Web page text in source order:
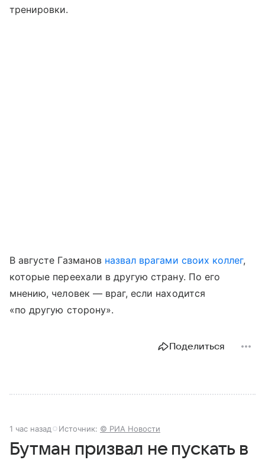
тренировки.
В августе Газманов назвал врагами своих коллег,
которые переехали в другую страну. По его
мнению, человек — враг, если находится
«по другую сторону».
Поделиться
1 час назад Источник: © РИА Новости
Бутман призвал не пускать в